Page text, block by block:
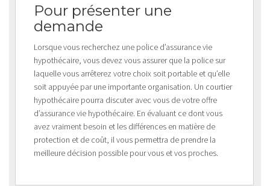
Pour présenter une
demande
Lorsque vous recherchez une police d’assurance vie
hypothécaire, vous devez vous assurer que la police sur
laquelle vous arrêterez votre choix soit portable et qu’elle
soit appuyée par une importante organisation. Un courtier
hypothécaire pourra discuter avec vous de votre offre
d’assurance vie hypothécaire. En évaluant ce dont vous
avez vraiment besoin et les différences en matière de
protection et de coût, il vous permettra de prendre la
meilleure décision possible pour vous et vos proches.